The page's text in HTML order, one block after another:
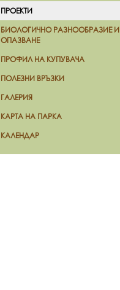
ПРОЕКТИ
БИОЛОГИЧНО РАЗНООБРАЗИЕ И
ОПАЗВАНЕ
ПРОФИЛ НА КУПУВАЧА
ПОЛЕЗНИ ВРЪЗКИ
ГАЛЕРИЯ
КАРТА НА ПАРКА
КАЛЕНДАР